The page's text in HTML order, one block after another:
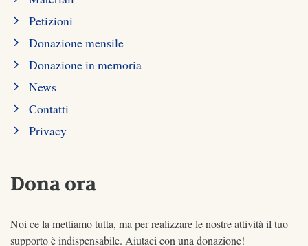
Petizioni
Donazione mensile
Donazione in memoria
News
Contatti
Privacy
Dona ora
Noi ce la mettiamo tutta, ma per realizzare le nostre attività il tuo
supporto è indispensabile. Aiutaci con una donazione!